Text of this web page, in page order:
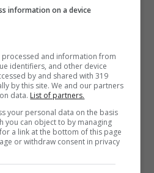
League (Ansa foto) –
information on a device
and information from
identifiers, and other device
by and shared with 319
by this site. We and our partners
data. List of partners.
your personal data on the basis
you can object to by managing
a link at the bottom of this page
or withdraw consent in privacy